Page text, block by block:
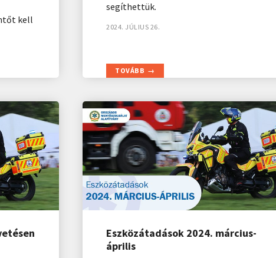
kell
segíthettük.
TOVÁBB
2024. JÚLIUS 26.
Eszközátadások 2024. március-
április